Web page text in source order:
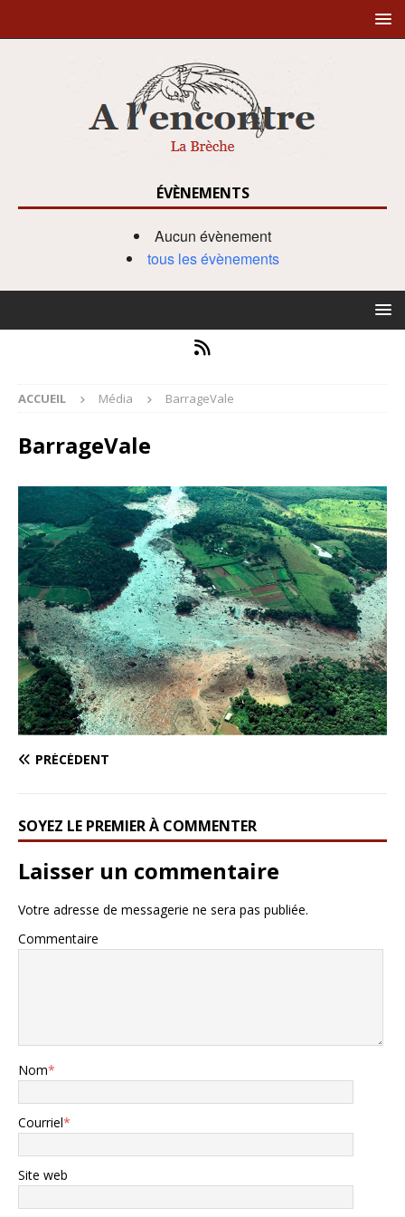
ÉVÈNEMENTS
Aucun évènement
tous les évènements
ACCUEIL Média BarrageVale
BarrageVale
PRÉCÉDENT
SOYEZ LE PREMIER À COMMENTER
Laisser un commentaire
Votre adresse de messagerie ne sera pas publiée.
Commentaire
Nom*
Courriel*
Site web